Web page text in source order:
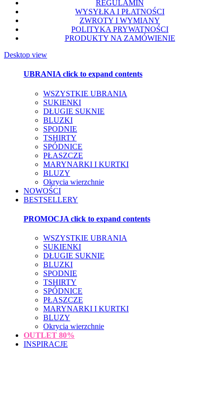
REGULAMIN
WYSYŁKA I PŁATNOŚCI
ZWROTY I WYMIANY
POLITYKA PRYWATNOŚCI
PRODUKTY NA ZAMÓWIENIE
Desktop view
UBRANIAclick to expand contents
WSZYSTKIE UBRANIA
SUKIENKI
DŁUGIE SUKNIE
BLUZKI
SPODNIE
TSHIRTY
SPÓDNICE
PŁASZCZE
MARYNARKI I KURTKI
BLUZY
Okrycia wierzchnie
NOWOŚCI
BESTSELLERY
PROMOCJA click to expand contents
WSZYSTKIE UBRANIA
SUKIENKI
DŁUGIE SUKNIE
BLUZKI
SPODNIE
TSHIRTY
SPÓDNICE
PŁASZCZE
MARYNARKI I KURTKI
BLUZY
Okrycia wierzchnie
OUTLET 80%
INSPIRACJE